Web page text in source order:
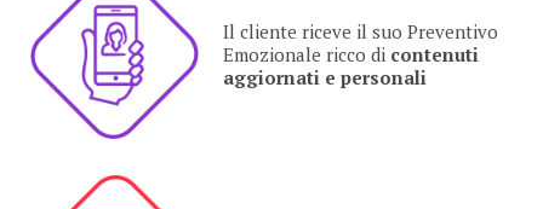
Il cliente riceve il suo Preventivo
Emozionale ricco di contenuti
aggiornati e personali